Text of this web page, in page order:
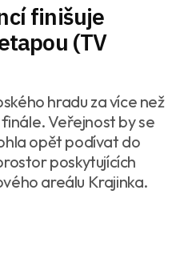
finišuje
(TV
hradu za více než
Veřejnost by se
opět podívat do
poskytujících
areálu Krajinka.